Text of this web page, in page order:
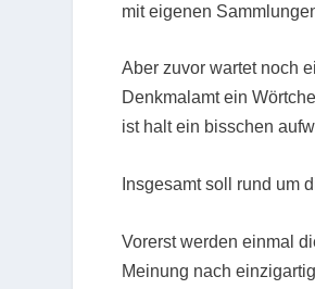
mit eigenen
Aber zuvor wartet noch
Denkmalamt ein
ist halt ein bisschen
Insgesamt soll rund um
Vorerst werden einmal
Meinung nach